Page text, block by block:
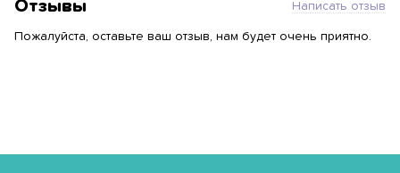
Отзывы Написать отзыв
Пожалуйста, оставьте ваш отзыв, нам будет очень приятно.